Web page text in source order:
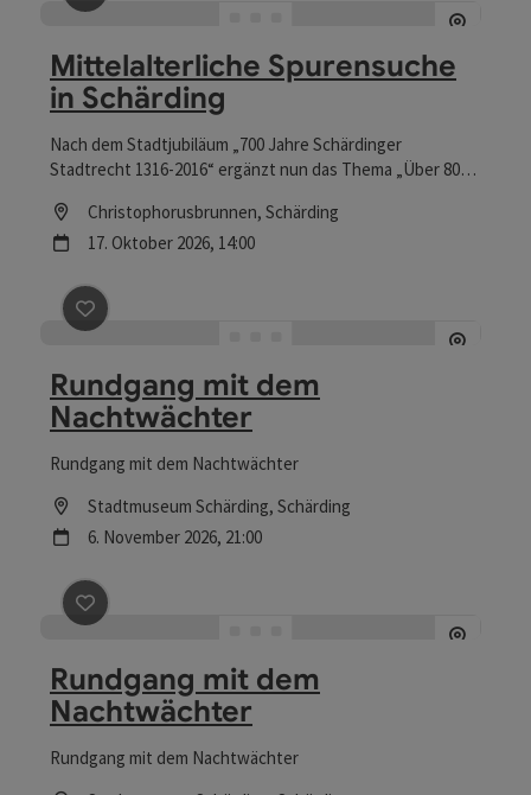
Beitrag merken : Mittelalterliche Spurensuche in
Mittelalterliche Spurensuche
in Schärding
Nach dem Stadtjubiläum „700 Jahre Schärdinger
Stadtrecht 1316-2016“ ergänzt nun das Thema „Über 800
Mittelalter.
Location
Christophorusbrunnen, Schärding
Nächster Termin
17. Oktober 2026, 14:00
Beitrag merken : Rundgang mit dem Nachtwächter
Rundgang mit dem
Nachtwächter
Rundgang mit dem Nachtwächter
Location
Stadtmuseum Schärding, Schärding
Nächster Termin
6. November 2026, 21:00
Beitrag merken : Rundgang mit dem Nachtwächter
Rundgang mit dem
Nachtwächter
Rundgang mit dem Nachtwächter